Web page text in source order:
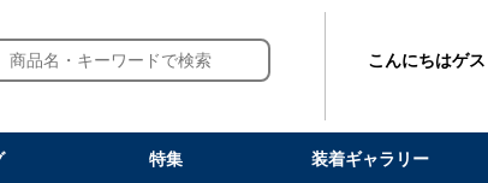
こんにちはゲス
特集 装着ギャラリー